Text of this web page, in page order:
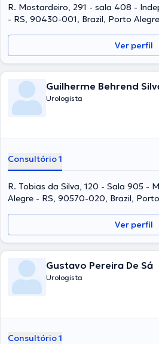
R. Mostardeiro, 291 - sala 408 -
- RS, 90430-001, Brazil, Porto Alegre
Ver perfil
Guilherme Behrend
Urologista
Consultório 1
R. Tobias da Silva, 120 - Sala 905 -
Alegre - RS, 90570-020, Brazil,
Ver perfil
Gustavo Pereira De Sá
Urologista
Consultório 1